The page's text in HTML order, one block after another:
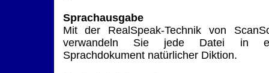
Sprachausgabe
Mit der RealSpeak-Technik von
verwandeln Sie jede Datei in
Sprachdokument natürlicher Diktion.